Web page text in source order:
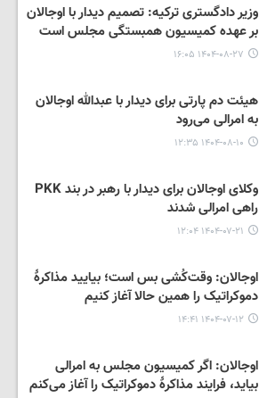
وزیر دادگستری ترکیه: تصمیم دیدار با اوجالان
بر عهده کمیسیون همبستگی مجلس است
۱۴۰۴-۰۸-۲۷ ۱۶:۰۵
هیئت دم پارتی برای دیدار با عبدالله اوجالان
به امرالی می‌رود
۱۴۰۴-۰۸-۱۰ ۱۲:۳۵
وکلای اوجالان برای دیدار با رهبر در بند PKK
راهی امرالی شدند
۱۴۰۴-۰۷-۲۱ ۱۲:۰۴
اوجالان: وقت‌کُشی بس است؛ بیایید مذاکرهٔ
دموکراتیک را همین حالا آغاز کنیم
۱۴۰۴-۰۷-۱۲ ۱۴:۴۱
اوجالان: اگر کمیسیون مجلس به امرالی
بیاید، فرایند مذاکرهٔ دموکراتیک را آغاز می‌کنم